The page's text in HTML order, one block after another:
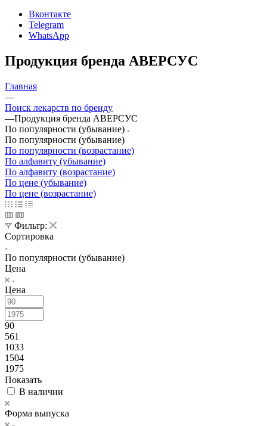
Вконтакте
Telegram
WhatsApp
Продукция бренда АВЕРСУС
Главная
—
Поиск лекарств по бренду
—Продукция бренда АВЕРСУС
По популярности (убывание)
По популярности (убывание)
По популярности (возрастание)
По алфавиту (убывание)
По алфавиту (возрастание)
По цене (убывание)
По цене (возрастание)
Фильтр:
Сортировка
По популярности (убывание)
Цена
Цена
90
561
1033
1504
1975
Показать
В наличии
Форма выпуска